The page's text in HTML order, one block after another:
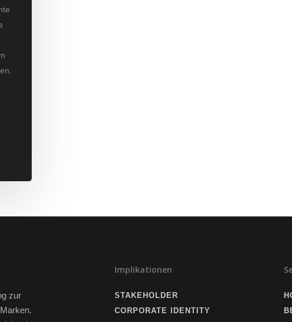
zur
Implikationen
STAKEHOLDER
CORPORATE IDENTITY